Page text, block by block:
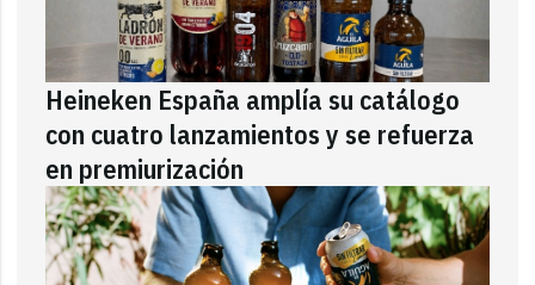
Heineken España amplía su catálogo
con cuatro lanzamientos y se refuerza
en premiurización